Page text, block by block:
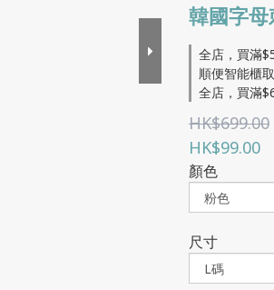
韓國字
全店，買滿
順便智能櫃
全店，買滿
HK$699.00
HK$99.00
顏色
尺寸